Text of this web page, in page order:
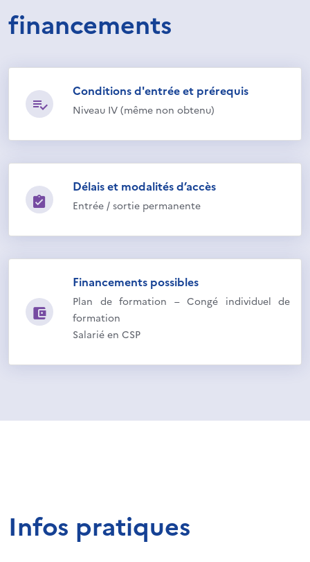
financements
Conditions d'entrée et prérequis
Niveau IV (même non obtenu)
Délais et modalités d’accès
Entrée / sortie permanente
Financements possibles
Plan de formation – Congé individuel de
formation
Salarié en CSP
Infos pratiques